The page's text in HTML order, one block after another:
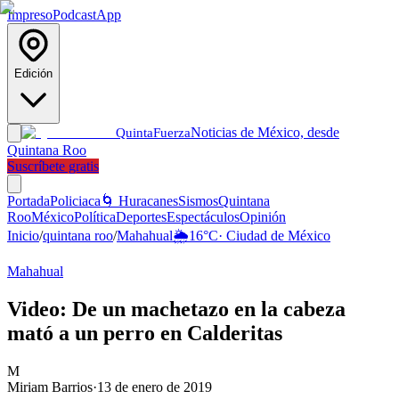
ImpresoPodcastApp
Edición
QuintaFuerzaNoticias de México, desde
Quintana Roo
Suscríbete gratis
PortadaPoliciaca 🌀 HuracanesSismosQuintana
RooMéxicoPolíticaDeportesEspectáculosOpinión
Inicio/quintana roo/Mahahual🌦️16°C· Ciudad de México
Mahahual
Video: De un machetazo en la cabeza
mató a un perro en Calderitas
M
Miriam Barrios·13 de enero de 2019